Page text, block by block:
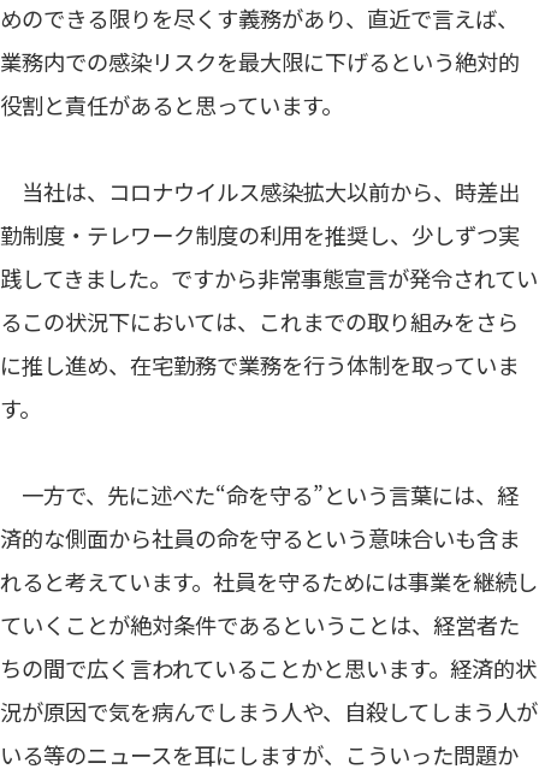
めのできる限りを尽くす義務があり、直近で言えば、
業務内での感染リスクを最大限に下げるという絶対的
役割と責任があると思っています。
当社は、コロナウイルス感染拡大以前から、時差出
勤制度・テレワーク制度の利用を推奨し、少しずつ実
践してきました。ですから非常事態宣言が発令されてい
るこの状況下においては、これまでの取り組みをさら
に推し進め、在宅勤務で業務を行う体制を取っていま
す。
一方で、先に述べた“命を守る”という言葉には、経
済的な側面から社員の命を守るという意味合いも含ま
れると考えています。社員を守るためには事業を継続し
ていくことが絶対条件であるということは、経営者た
ちの間で広く言われていることかと思います。経済的状
況が原因で気を病んでしまう人や、自殺してしまう人が
いる等のニュースを耳にしますが、こういった問題か